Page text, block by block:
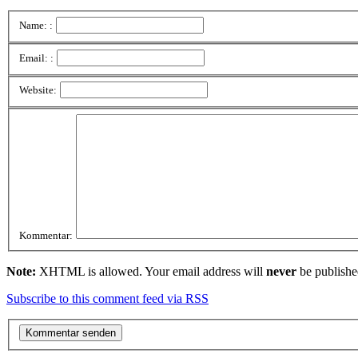
Name: :
Email: :
Website:
Kommentar:
Note: XHTML is allowed. Your email address will never be
Subscribe to this comment feed via RSS